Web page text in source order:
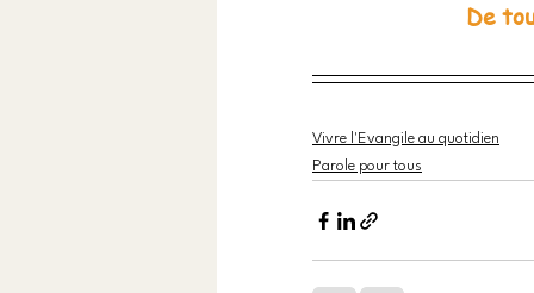
De
Vivre l'Evangile au quotidien
Parole pour tous